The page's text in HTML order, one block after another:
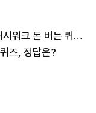
'2026 트로트 무대 조회수 1위 가수' 캐시워크 돈 버는 퀴즈, 정답은?
즈, 정답은?